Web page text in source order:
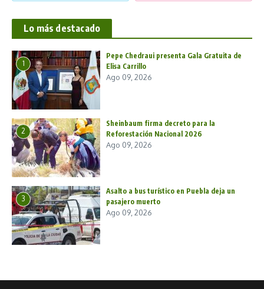
Lo más destacado
1
Pepe Chedraui presenta Gala Gratuita de
Elisa Carrillo
Ago 09, 2026
2
Sheinbaum firma decreto para la
Reforestación Nacional 2026
Ago 09, 2026
3
Asalto a bus turístico en Puebla deja un
pasajero muerto
Ago 09, 2026